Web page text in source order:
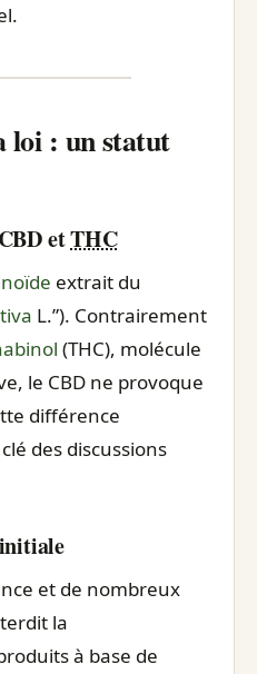
loi : un statut
etTHC
extrait du
L.”). Contrairement
(THC), molécule
le CBD ne provoque
différence
des discussions
et de nombreux
la
à base de